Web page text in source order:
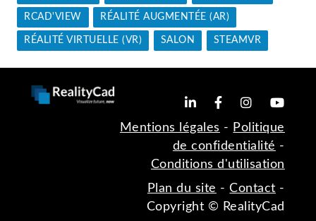
RCAD'VIEW RÉALITÉ AUGMENTÉE (AR)
RÉALITÉ VIRTUELLE (VR) SALON STEAMVR
Mentions légales - Politique
de confidentialité -
Conditions d'utilisation
Plan du site -Contact -
Copyright © RealityCad